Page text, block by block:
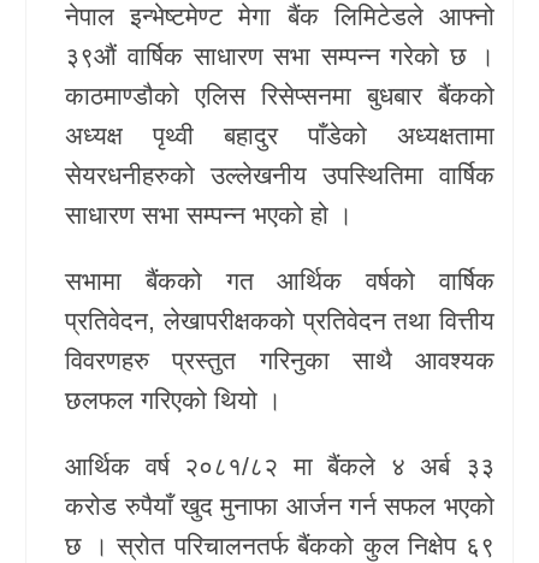
शिक्षा
स्वास्थ्य
खेलकुद
Unicode
नेपाल इन्भेष्टमेण्ट मेगा बैंक लिमिटेडले आफ्नो
३९औं वार्षिक साधारण सभा सम्पन्न गरेको छ ।
काठमाण्डौको एलिस रिसेप्सनमा बुधबार बैंकको
अध्यक्ष पृथ्वी बहादुर पाँडेको अध्यक्षतामा
सेयरधनीहरुको उल्लेखनीय उपस्थितिमा वार्षिक
साधारण सभा सम्पन्न भएको हो ।
सभामा बैंकको गत आर्थिक वर्षको वार्षिक
प्रतिवेदन, लेखापरीक्षकको प्रतिवेदन तथा वित्तीय
विवरणहरु प्रस्तुत गरिनुका साथै आवश्यक
छलफल गरिएको थियो ।
आर्थिक वर्ष २०८१/८२ मा बैंकले ४ अर्ब ३३
करोड रुपैयाँ खुद मुनाफा आर्जन गर्न सफल भएको
छ । स्रोत परिचालनतर्फ बैंकको कुल निक्षेप ६९